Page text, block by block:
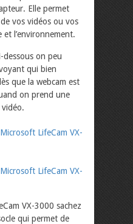
Elle permet
vos vidéos ou vos
l’environnement.
dessous on peu
qui bien
que la webcam est
on prend une
VX-3000 sachez
qui permet de